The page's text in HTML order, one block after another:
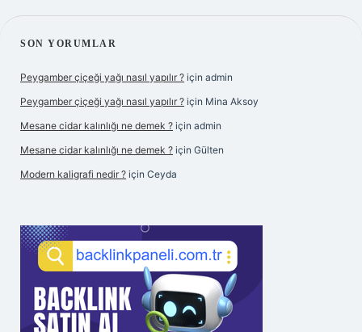
SIDEBAR
SON YORUMLAR
Peygamber çiçeği yağı nasıl yapılır ? için admin
Peygamber çiçeği yağı nasıl yapılır ? için Mina Aksoy
Mesane cidar kalınlığı ne demek ? için admin
Mesane cidar kalınlığı ne demek ? için Gülten
Modern kaligrafi nedir ? için Ceyda